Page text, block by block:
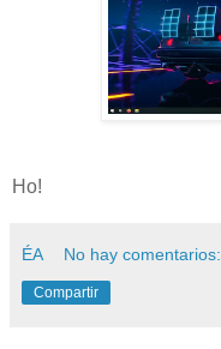
Ho!
ÉA No hay comentarios:
Compartir